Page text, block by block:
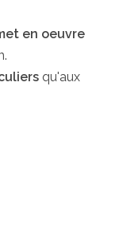
en oeuvre
qu'aux